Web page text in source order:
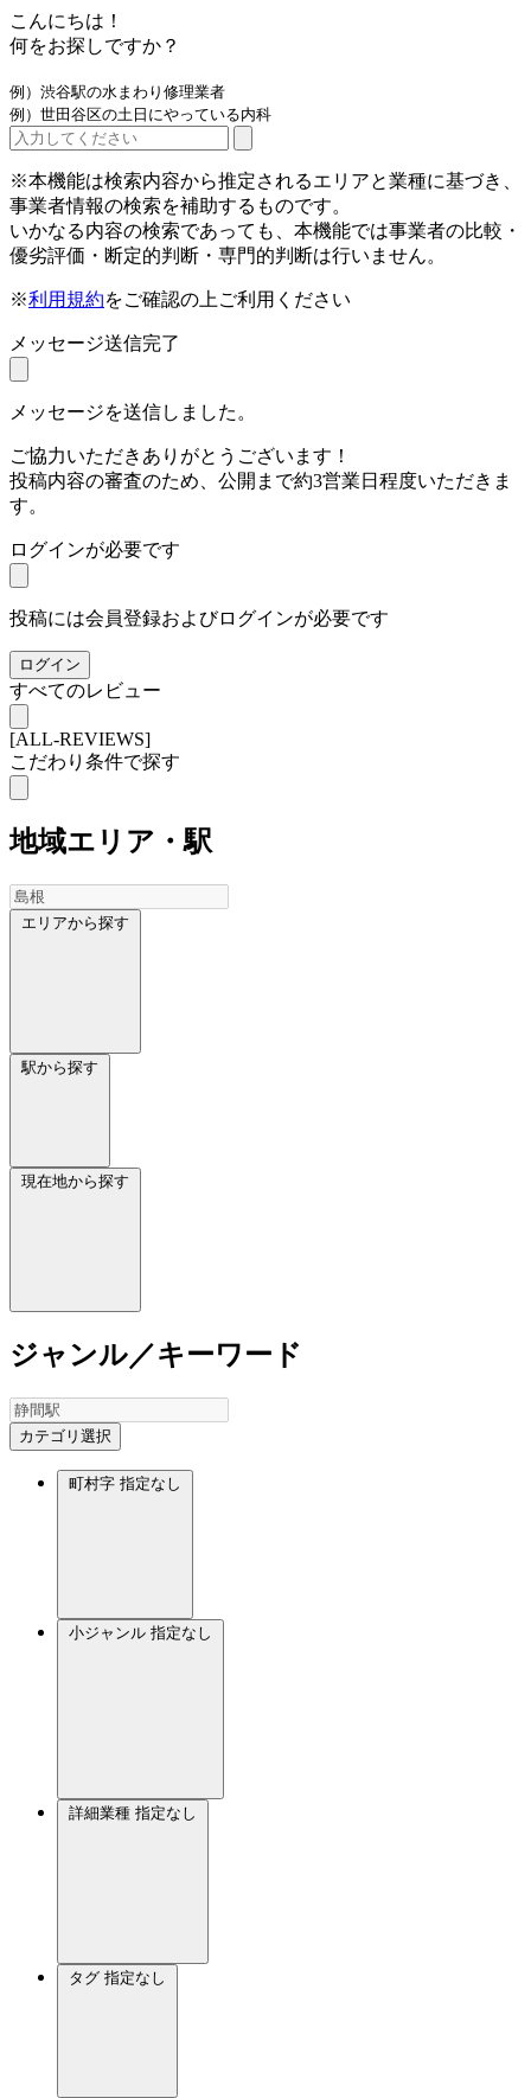
こんにちは！
何をお探しですか？
例）渋谷駅の水まわり修理業者
例）世田谷区の土日にやっている内科
※本機能は検索内容から推定されるエリアと業種に基づき、
事業者情報の検索を補助するものです。
いかなる内容の検索であっても、本機能では事業者の比較・
優劣評価・断定的判断・専門的判断は行いません。
※利用規約をご確認の上ご利用ください
メッセージ送信完了
メッセージを送信しました。
ご協力いただきありがとうございます！
投稿内容の審査のため、公開まで約3営業日程度いただきま
す。
ログインが必要です
投稿には会員登録およびログインが必要です
ログイン
すべてのレビュー
[ALL-REVIEWS]
こだわり条件で探す
地域エリア・駅
エリアから探す
駅から探す
現在地から探す
ジャンル／キーワード
カテゴリ選択
町村字 指定なし
小ジャンル 指定なし
詳細業種 指定なし
タグ 指定なし